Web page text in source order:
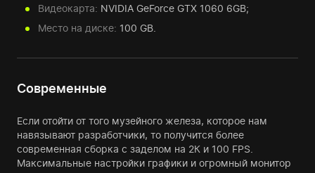
Видеокарта: NVIDIA GeForce GTX 1060 6GB;
Место на диске: 100 GB.
Современные
Если отойти от того музейного железа, которое нам
навязывают разработчики, то получится более
современная сборка с заделом на 2К и 100 FPS.
Максимальные настройки графики и огромный монитор